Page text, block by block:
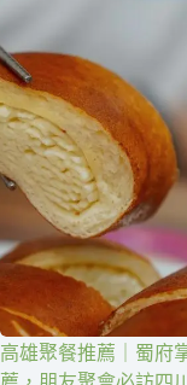
高雄聚餐推薦｜蜀府